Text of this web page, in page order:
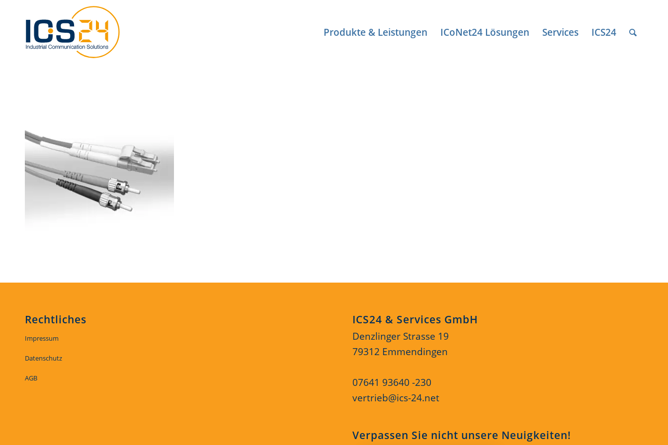
Produkte & Leistungen ICoNet24 Lösungen Services ICS24
Rechtliches
Impressum
Datenschutz
AGB
ICS24 & Services GmbH
Denzlinger Strasse 19
79312 Emmendingen
07641 93640 -230
vertrieb@ics-24.net
Verpassen Sie nicht unsere Neuigkeiten!